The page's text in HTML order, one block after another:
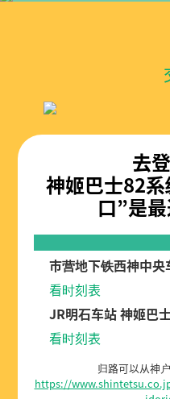
去
神姬巴士82
口”是
市营地下铁西神中
看时刻表
JR明石车站 神姬巴
看时刻表
归路可以从神
https://